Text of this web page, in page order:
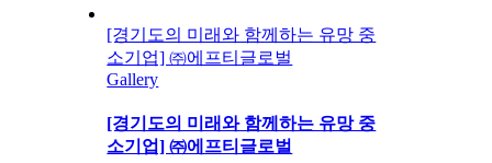
[경기도의 미래와 함께하는 유망 중
소기업] ㈜에프티글로벌
Gallery
[경기도의 미래와 함께하는 유망 중
소기업] ㈜에프티글로벌